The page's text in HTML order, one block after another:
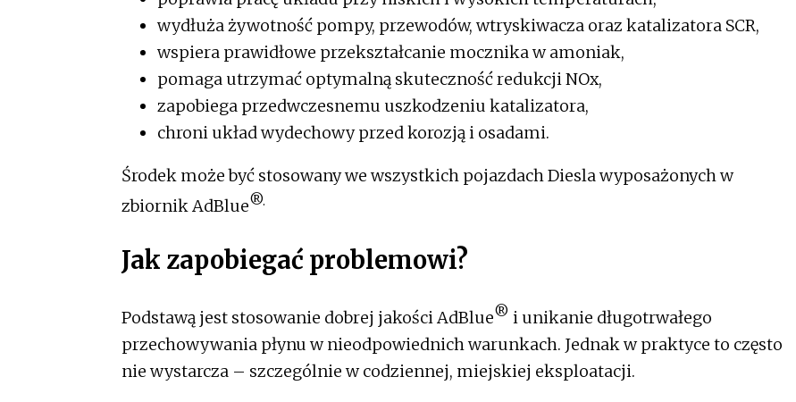
wydłuża żywotność pompy, przewodów, wtryskiwacza oraz katalizatora SCR,
wspiera prawidłowe przekształcanie mocznika w amoniak,
pomaga utrzymać optymalną skuteczność redukcji NOx,
zapobiega przedwczesnemu uszkodzeniu katalizatora,
chroni układ wydechowy przed korozją i osadami.
Środek może być stosowany we wszystkich pojazdach Diesla wyposażonych w
zbiornik AdBlue®.
Jak zapo­biegać proble­mowi?
Podstawą jest stosowanie dobrej jakości AdBlue® i unikanie długotrwałego
przechowywania płynu w nieodpowiednich warunkach. Jednak w praktyce to często
nie wystarcza – szczególnie w codziennej, miejskiej eksploatacji.